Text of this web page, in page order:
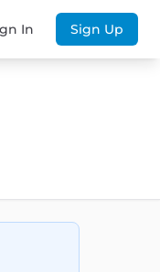
In Sign Up